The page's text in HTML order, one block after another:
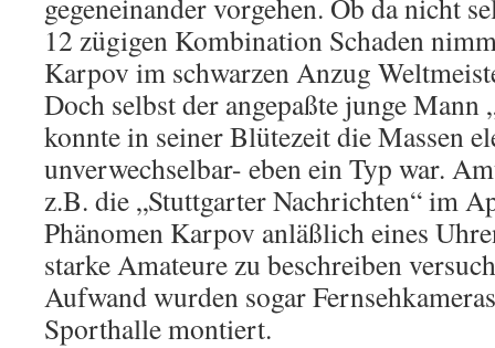
gegeneinander vorgehen. Ob da nicht
12 zügigen Kombination Schaden
Karpov im schwarzen Anzug
Doch selbst der angepaßte junge Mann
konnte in seiner Blütezeit die Massen
unverwechselbar- eben ein Typ war.
z.B. die „Stuttgarter Nachrichten“ im
Phänomen Karpov anläßlich eines
starke Amateure zu beschreiben
Aufwand wurden sogar
Sporthalle montiert.